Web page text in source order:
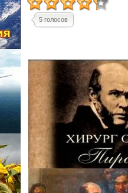
5 голосов